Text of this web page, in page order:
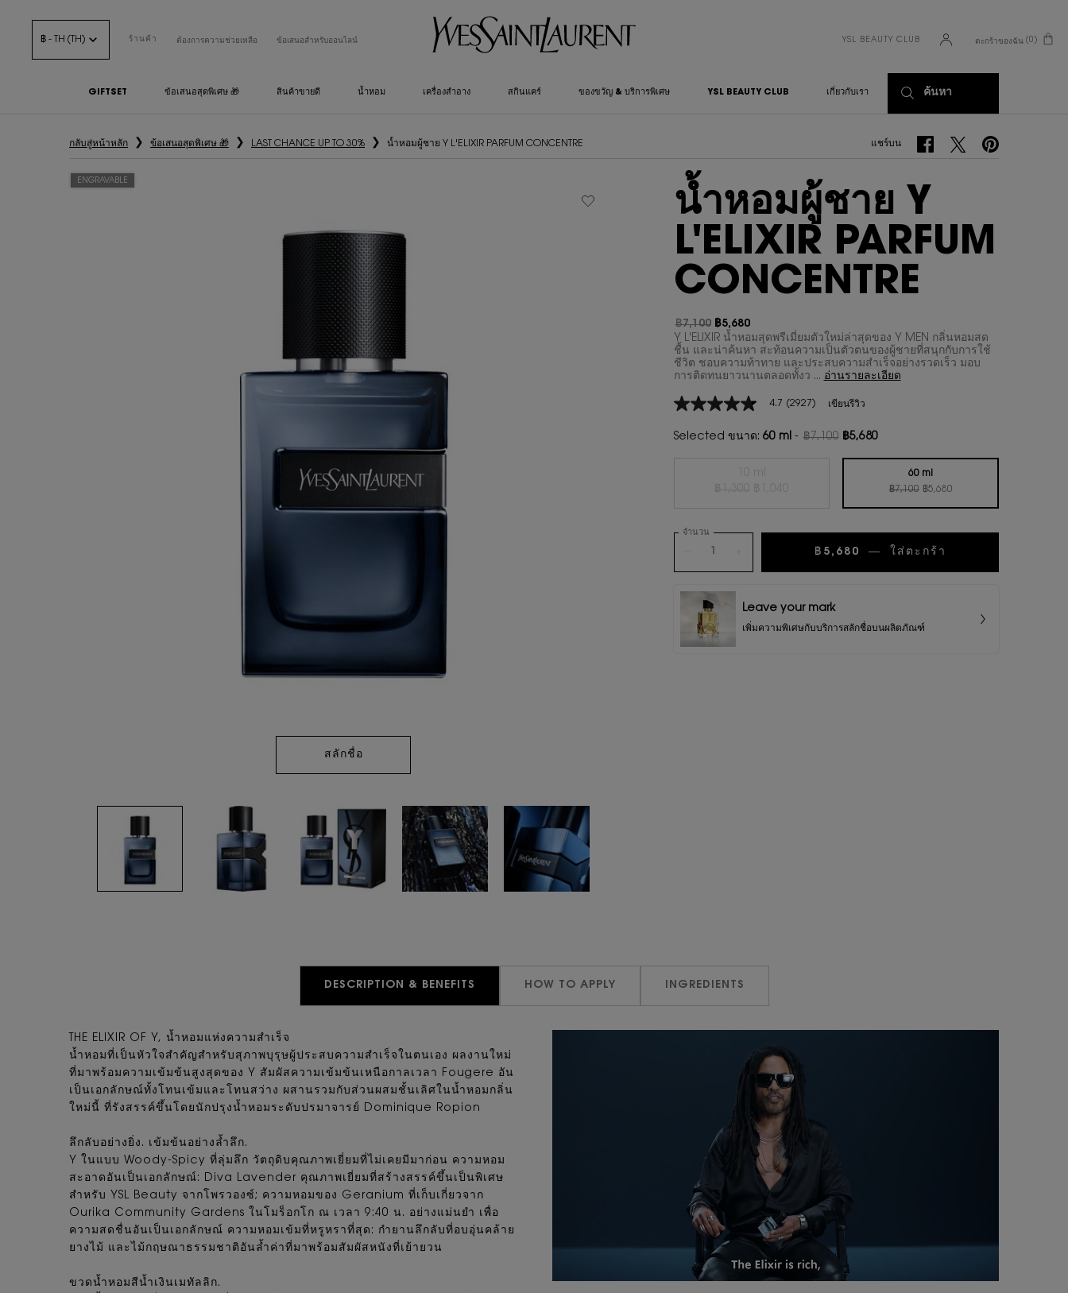
฿ - TH (TH) ร้านค้า ต้องการความช่วยเหลือ ข้อเสนอสำหรับออนไลน์ YSL BEAUTY CLUB ตะกร้าของฉัน 0
0 PRODUCT IN CART
GIFTSET ข้อเสนอสุดพิเศษ 🎁 สินค้าขายดี น้ำหอม เครื่องสำอาง สกินแคร์ ของขวัญ & บริการพิเศษ YSL BEAUTY CLUB เกี่ยวกับเรา ค้นหา
กลับสู่หน้าหลัก ข้อเสนอสุดพิเศษ 🎁 LAST CHANCE UP TO 30% น้ำหอมผู้ชาย Y L'ELIXIR PARFUM CONCENTRE แชร์บน แชร์บน Facebook
แชร์บน Twitterแชร์บน Pinterest
น้ำหอมผู้ชาย Y
L'ELIXIR PARFUM
CONCENTRE
ราคาเก่า
฿7,100
ราคาใหม่
฿5,680
Y L'ELIXIR น้ำหอมสุดพรีเมี่ยมตัวใหม่ล่าสุดของ Y MEN กลิ่นหอมสด
ชื้น และน่าค้นหา สะท้อนความเป็นตัวตนของผู้ชายที่สนุกกับการใช้
ชีวิต ชอบความท้าทาย และประสบความสำเร็จอย่างรวดเร็ว มอบ
การติดทนยาวนานตลอดทั้งว ... อ่านรายละเอียด
4.7
5
ลิงก์
4.7 (2927) เขียนรีวิว
ENGRAVABLE
สลักชื่อ
Selected ขนาด: 60 ml - ฿7,100 ฿5,680
Selected
60 ml
ราคาเก่า
฿7,100 ราคาใหม่
฿5,680
, 2 of 2
จำนวน
฿5,680 ― ใส่ตะกร้า
Leave your mark
เพิ่มความพิเศษกับบริการสลักชื่อบนผลิตภัณฑ์
DESCRIPTION & BENEFITS HOW TO APPLY INGREDIENTS
THE ELIXIR OF Y, น้ำหอมแห่งความสำเร็จ
น้ำหอมที่เป็นหัวใจสำคัญสำหรับสุภาพบุรุษผู้ประสบความสำเร็จในตนเอง ผลงานใหม่
ที่มาพร้อมความเข้มข้นสูงสุดของ Y สัมผัสความเข้มข้นเหนือกาลเวลา Fougere อัน
เป็นเอกลักษณ์ทั้งโทนเข้มและโทนสว่าง ผสานรวมกับส่วนผสมชั้นเลิศในน้ำหอมกลิ่น
ใหม่นี้ ที่รังสรรค์ขึ้นโดยนักปรุงน้ำหอมระดับปรมาจารย์ Dominique Ropion
ลึกลับอย่างยิ่ง. เข้มข้นอย่างล้ำลึก.
Y ในแบบ Woody-Spicy ที่ลุ่มลึก วัตถุดิบคุณภาพเยี่ยมที่ไม่เคยมีมาก่อน ความหอม
สะอาดอันเป็นเอกลักษณ์: Diva Lavender คุณภาพเยี่ยมที่สร้างสรรค์ขึ้นเป็นพิเศษ
สำหรับ YSL Beauty จากโพรวองซ์; ความหอมของ Geranium ที่เก็บเกี่ยวจาก
Ourika Community Gardens ในโมร็อกโก ณ เวลา 9:40 น. อย่างแม่นยำ เพื่อ
ความสดชื่นอันเป็นเอกลักษณ์ ความหอมเข้มที่หรูหราที่สุด: กำยานลึกลับที่อบอุ่นคล้าย
ยางไม้ และไม้กฤษณาธรรมชาติอันล้ำค่าที่มาพร้อมสัมผัสหนังที่เย้ายวน
ขวดน้ำหอมสีน้ำเงินเมทัลลิก.